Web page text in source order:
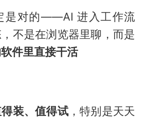
是对的——AI 进入工作流
不是在浏览器里聊，而是
件里直接干活
装、值得试，特别是天天